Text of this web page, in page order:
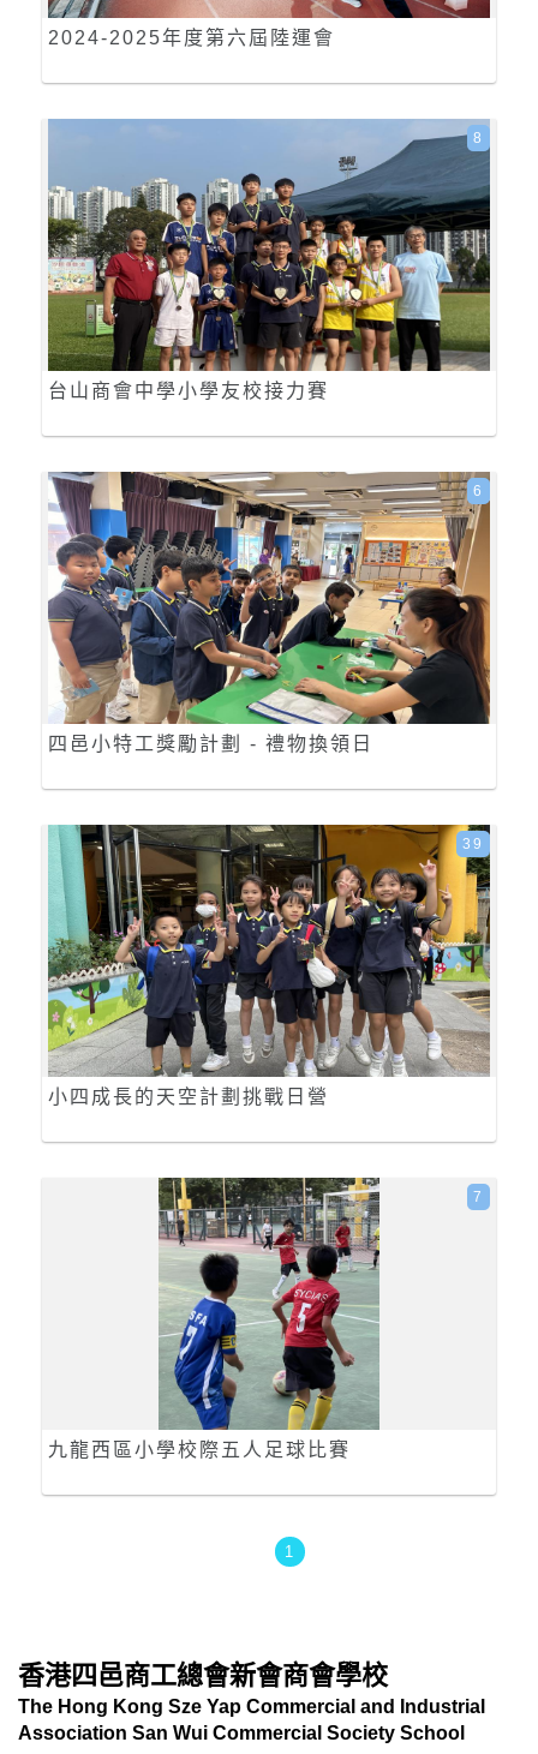
2024-2025年度第六屆陸運會
台山商會中學小學友校接力賽
8
四邑小特工獎勵計劃 - 禮物換領日
6
小四成長的天空計劃挑戰日營
39
九龍西區小學校際五人足球比賽
7
1
香港四邑商工總會新會商會學校
The Hong Kong Sze Yap Commercial and Industrial
Association San Wui Commercial Society School